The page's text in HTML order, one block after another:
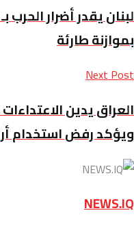
بموازنة طارئة
Next Post
العراق يدين
ويؤكد رفض استخدام
NEWS.IQ